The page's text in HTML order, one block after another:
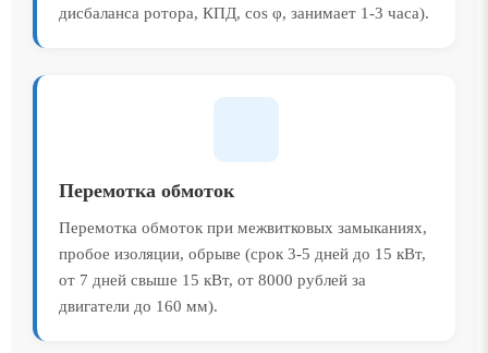
дисбаланса ротора, КПД, cos φ, занимает 1-3 часа).
Перемотка обмоток
Перемотка обмоток при межвитковых замыканиях,
пробое изоляции, обрыве (срок 3-5 дней до 15 кВт,
от 7 дней свыше 15 кВт, от 8000 рублей за
двигатели до 160 мм).